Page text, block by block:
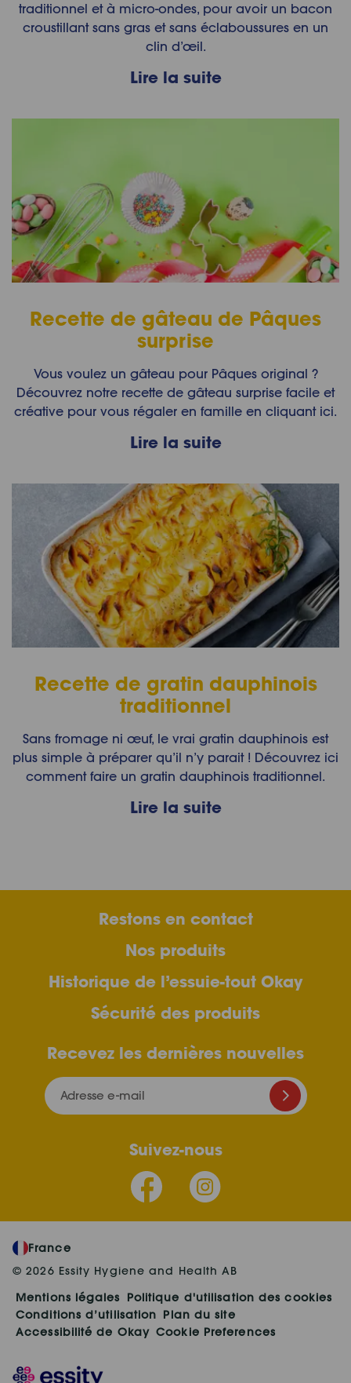
traditionnel et à micro-ondes, pour avoir un bacon
croustillant sans gras et sans éclaboussures en un
clin d’œil.
Lire la suite
Recette de gâteau de Pâques
surprise
Vous voulez un gâteau pour Pâques original ?
Découvrez notre recette de gâteau surprise facile et
créative pour vous régaler en famille en cliquant ici.
Lire la suite
Recette de gratin dauphinois
traditionnel
Sans fromage ni œuf, le vrai gratin dauphinois est
plus simple à préparer qu’il n’y parait ! Découvrez ici
comment faire un gratin dauphinois traditionnel.
Lire la suite
Restons en contact
Nos produits
Historique de l’essuie-tout Okay
Sécurité des produits
Recevez les dernières nouvelles
Adresse e-mail
Suivez-nous
France
© 2026 Essity Hygiene and Health AB
Mentions légales
Politique d'utilisation des cookies
Conditions d’utilisation Plan du site
Accessibilité de Okay Cookie Preferences